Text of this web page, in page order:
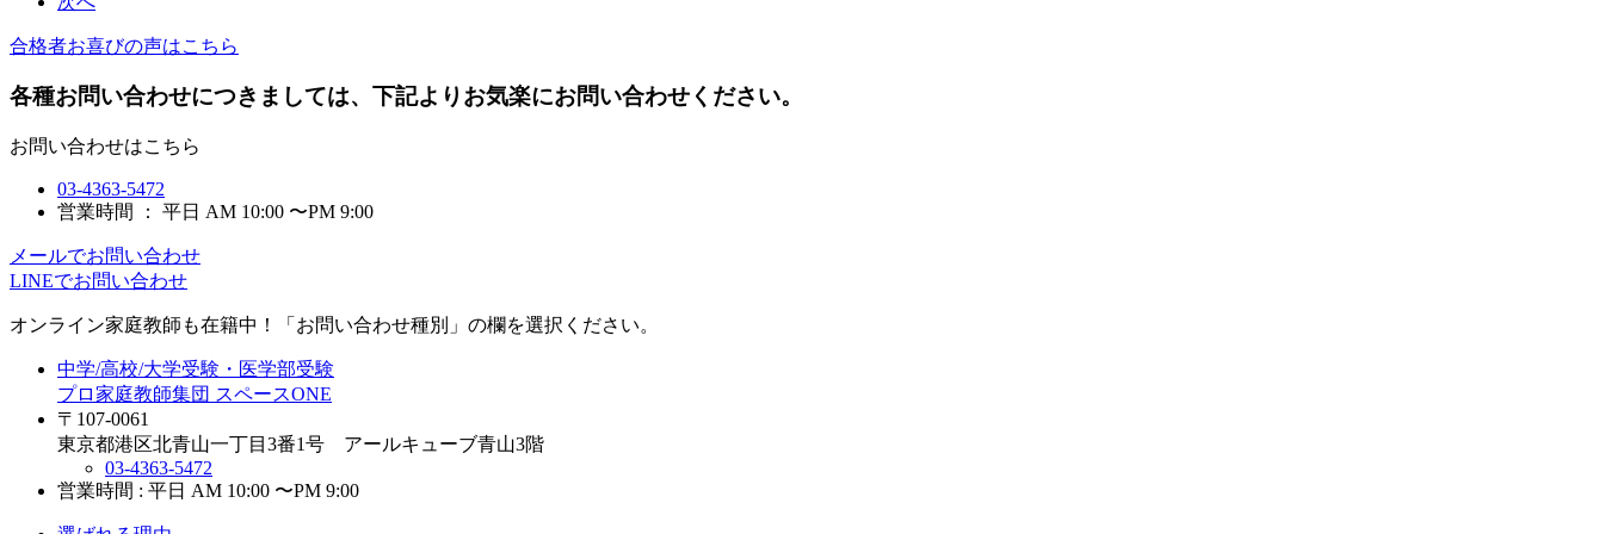
合格者お喜びの声はこちら
各種お問い合わせにつきましては、下記よりお気楽にお問い合わせください。
お問い合わせはこちら
03-4363-5472
営業時間 ： 平日 AM 10:00 〜PM 9:00
メールでお問い合わせ
LINEでお問い合わせ
オンライン家庭教師 も在籍中！「お問い合わせ種別」の欄を選択ください。
中学/高校/大学受験・医学部受験
プロ家庭教師集団 スペースONE
〒107-0061
東京都港区北青山一丁目3番1号 アールキューブ青山3階
03-4363-5472
営業時間 : 平日 AM 10:00 〜PM 9:00